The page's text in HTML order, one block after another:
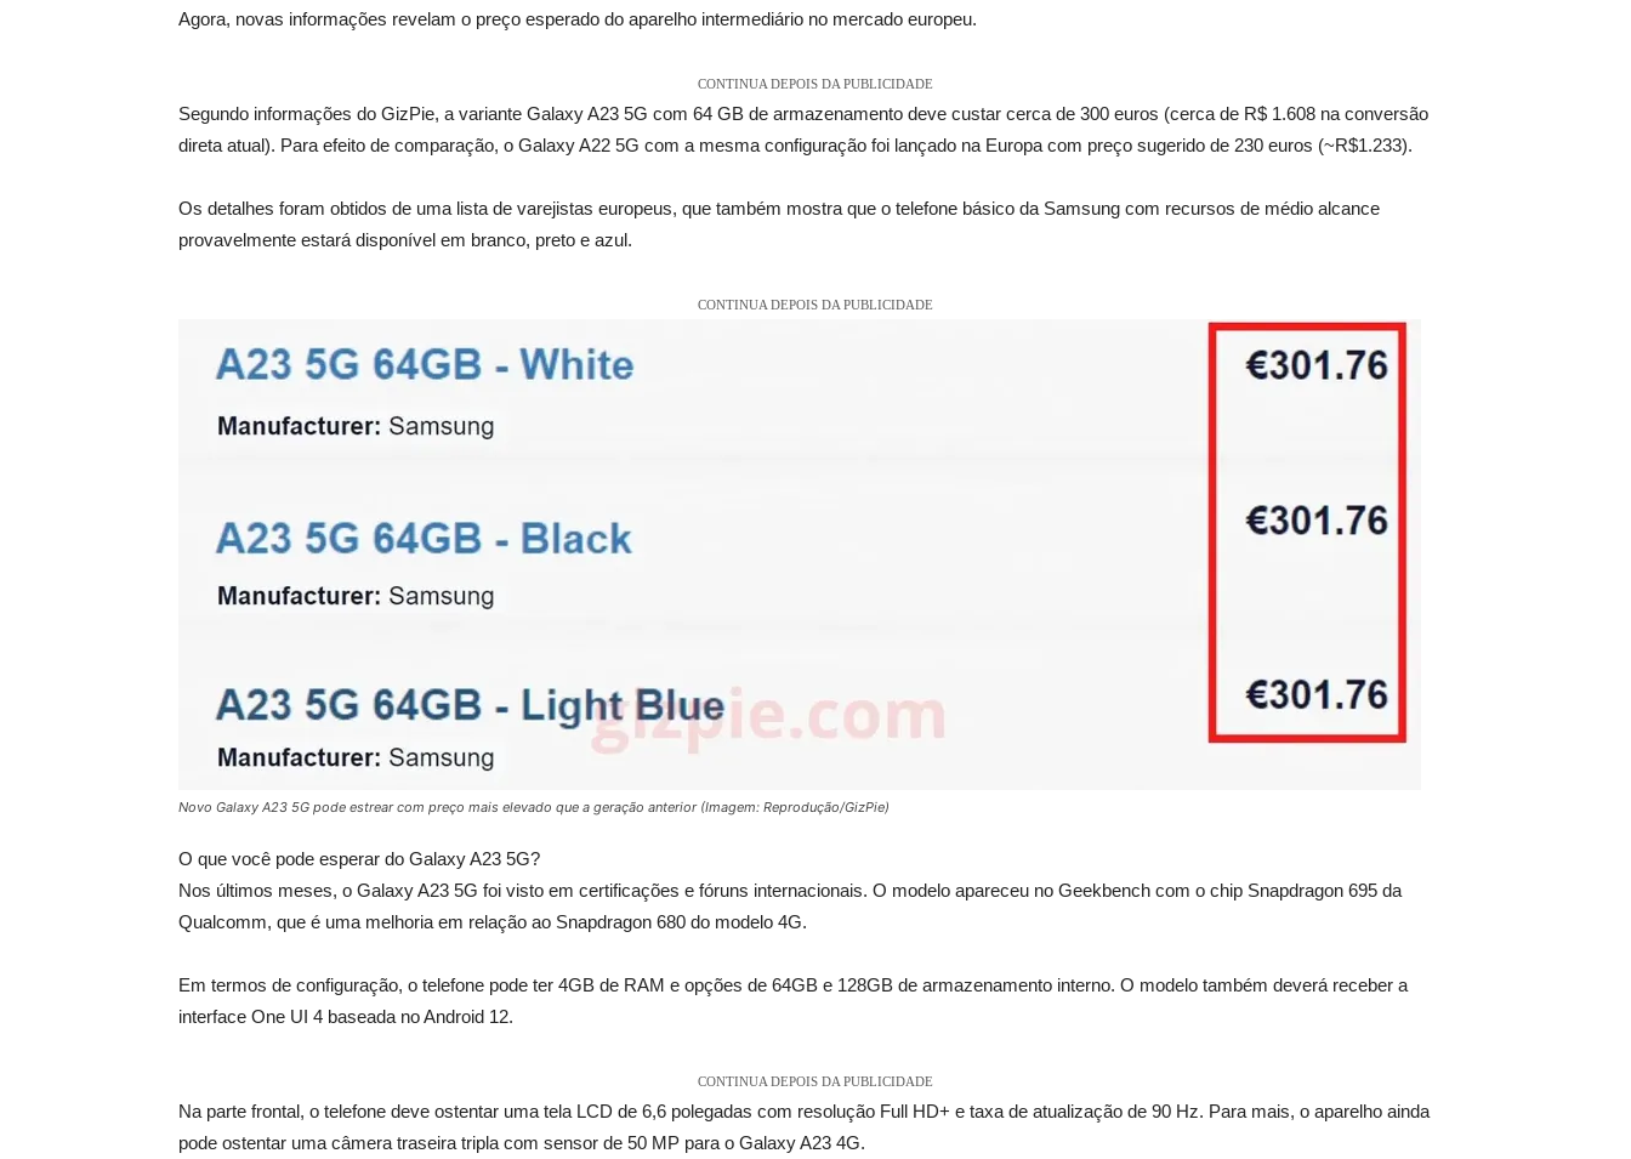
Agora, novas informações revelam o preço esperado do aparelho intermediário no mercado europeu.
CONTINUA DEPOIS DA PUBLICIDADE
Segundo informações do GizPie, a variante Galaxy A23 5G com 64 GB de armazenamento deve custar cerca de 300 euros (cerca de R$ 1.608 na conversão
direta atual). Para efeito de comparação, o Galaxy A22 5G com a mesma configuração foi lançado na Europa com preço sugerido de 230 euros (~R$1.233).
Os detalhes foram obtidos de uma lista de varejistas europeus, que também mostra que o telefone básico da Samsung com recursos de médio alcance
provavelmente estará disponível em branco, preto e azul.
CONTINUA DEPOIS DA PUBLICIDADE
Novo Galaxy A23 5G pode estrear com preço mais elevado que a geração anterior (Imagem: Reprodução/GizPie)
O que você pode esperar do Galaxy A23 5G?
Nos últimos meses, o Galaxy A23 5G foi visto em certificações e fóruns internacionais. O modelo apareceu no Geekbench com o chip Snapdragon 695 da
Qualcomm, que é uma melhoria em relação ao Snapdragon 680 do modelo 4G.
Em termos de configuração, o telefone pode ter 4GB de RAM e opções de 64GB e 128GB de armazenamento interno. O modelo também deverá receber a
interface One UI 4 baseada no Android 12.
CONTINUA DEPOIS DA PUBLICIDADE
Na parte frontal, o telefone deve ostentar uma tela LCD de 6,6 polegadas com resolução Full HD+ e taxa de atualização de 90 Hz. Para mais, o aparelho ainda
pode ostentar uma câmera traseira tripla com sensor de 50 MP para o Galaxy A23 4G.